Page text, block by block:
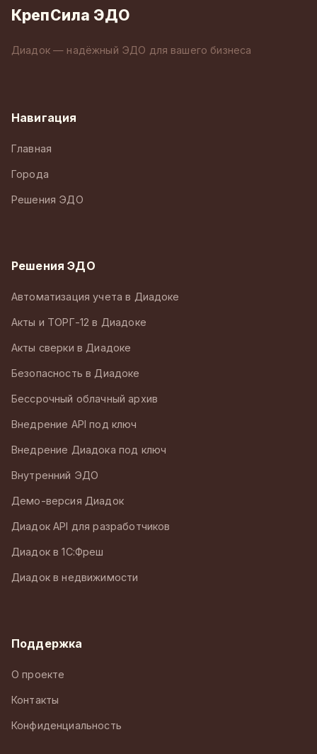
КрепСила ЭДО
Диадок — надёжный ЭДО для вашего бизнеса
Навигация
Главная
Города
Решения ЭДО
Решения ЭДО
Автоматизация учета в Диадоке
Акты и ТОРГ-12 в Диадоке
Акты сверки в Диадоке
Безопасность в Диадоке
Бессрочный облачный архив
Внедрение API под ключ
Внедрение Диадока под ключ
Внутренний ЭДО
Демо-версия Диадок
Диадок API для разработчиков
Диадок в 1С:Фреш
Диадок в недвижимости
Поддержка
О проекте
Контакты
Конфиденциальность